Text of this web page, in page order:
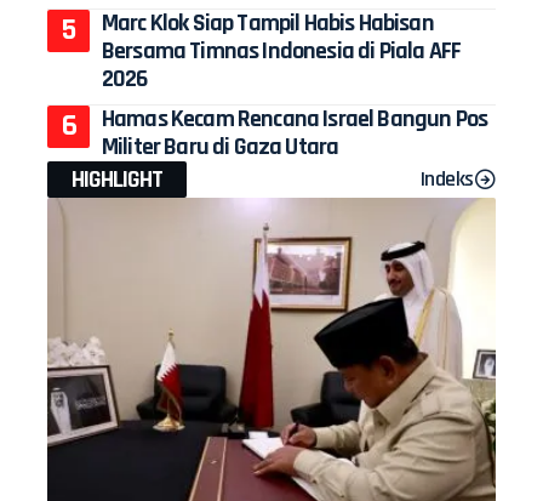
Marc Klok Siap Tampil Habis Habisan
Bersama Timnas Indonesia di Piala AFF
2026
Hamas Kecam Rencana Israel Bangun Pos
Militer Baru di Gaza Utara
HIGHLIGHT
Indeks